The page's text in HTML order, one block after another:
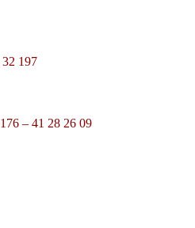
197
– 41 28 26 09